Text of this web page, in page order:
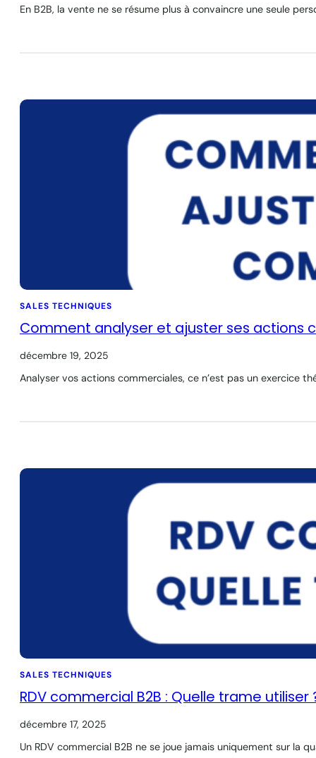
En B2B, la vente ne se résume plus à convaincre une seule
SALES TECHNIQUES
Comment analyser et ajuster ses actions
décembre 19, 2025
Analyser vos actions commerciales, ce n’est pas un exercice
SALES TECHNIQUES
RDV commercial B2B : Quelle trame utiliser
décembre 17, 2025
Un RDV commercial B2B ne se joue jamais uniquement sur la